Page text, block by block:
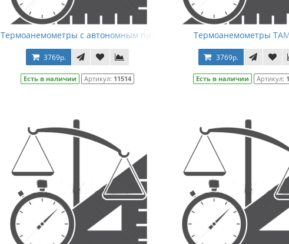
Термоанемометры с автономным питанием ТАМ-1 (каналы
3769р.
Есть в наличии Артикул: 11514
Термоанемометры
3769р.
Есть в наличии Артикул: